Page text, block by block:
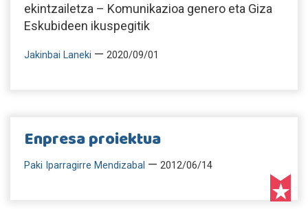
ekintzailetza – Komunikazioa genero eta Giza
Eskubideen ikuspegitik
Jakinbai Laneki — 2020/09/01
Enpresa proiektua
Paki Iparragirre Mendizabal — 2012/06/14